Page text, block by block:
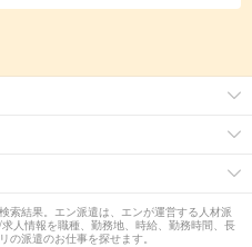
索結果。エン派遣は、エンが運営する人材派
人情報を職種、勤務地、時給、勤務時間、長
派遣のお仕事を探せます。